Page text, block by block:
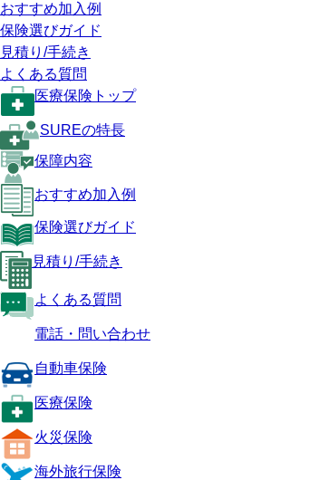
おすすめ加入例
保険選びガイド
見積り/手続き
よくある質問
医療保険トップ
SUREの特長
保障内容
おすすめ加入例
保険選びガイド
見積り/手続き
よくある質問
電話・問い合わせ
自動車保険
医療保険
火災保険
海外旅行保険